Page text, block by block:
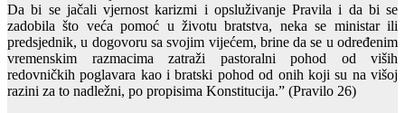
Da bi se jačali vjernost karizmi i opsluživanje Pravila i da bi se
zadobila što veća pomoć u životu bratstva, neka se ministar ili
predsjednik, u dogovoru sa svojim vijećem, brine da se u određenim
vremenskim razmacima zatraži pastoralni pohod od viših
redovničkih poglavara kao i bratski pohod od onih koji su na višoj
razini za to nadležni, po propisima Konstitucija.” (Pravilo 26)